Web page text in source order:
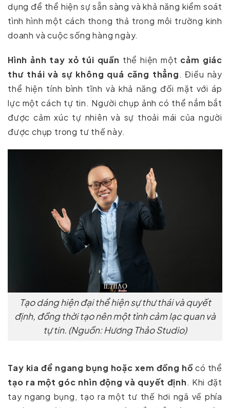
dụng để thể hiện sự sẵn sàng và khả năng kiểm soát
tình hình một cách thong thả trong môi trường kinh
doanh và cuộc sống hàng ngày.
Hình ảnh tay xỏ túi quần thể hiện một cảm giác
thư thái và sự không quá căng thẳng. Điều này
thể hiện tính bình tĩnh và khả năng đối mặt với áp
lực một cách tự tin. Người chụp ảnh có thể nắm bắt
được cảm xúc tự nhiên và sự thoải mái của người
được chụp trong tư thế này.
Tạo dáng hiện đại thể hiện sự thư thái và quyết
định, đồng thời tạo nên một tình cảm lạc quan và
tự tin. (Nguồn: Hương Thảo Studio)
Tay kia để ngang bụng hoặc xem đồng hồ có thể
tạo ra một góc nhìn động và quyết định. Khi đặt
tay ngang bụng, tạo ra một tư thế hơi ngã về phía